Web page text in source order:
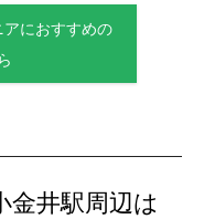
アにおすすめの
金井駅周辺は